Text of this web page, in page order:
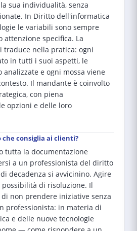
sua individualità, senza
In Diritto dell'informatica
le variabili sono sempre
attenzione specifica. La
traduce nella pratica: ogni
in tutti i suoi aspetti, le
e ogni mossa viene
Il mandante è coinvolto
con piena
opzioni e delle loro
che consiglia ai clienti?
tutta la documentazione
a un professionista del diritto
decadenza si avvicinino. Agire
di risoluzione. Il
non prendere iniziative senza
professionista: in materia di
e delle nuove tecnologie